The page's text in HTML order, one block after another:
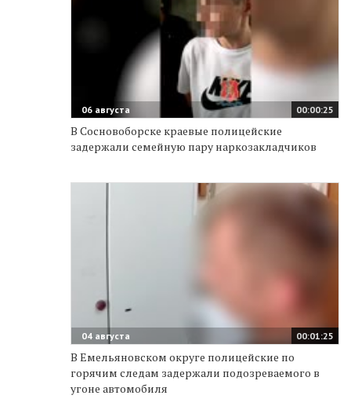
00:00:25
06 августа
В Сосновоборске краевые полицейские
задержали семейную пару наркозакладчиков
00:01:25
04 августа
В Емельяновском округе полицейские по
горячим следам задержали подозреваемого в
угоне автомобиля